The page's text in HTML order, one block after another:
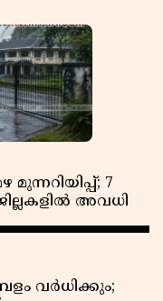
7
അവധി
വർധിക്കും;